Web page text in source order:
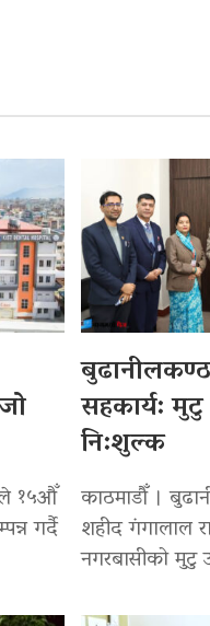
ले १५औँ
गर्दै
सहकार्य:
नि:शुल्क
काठमाडौँ ।
शहीद गंगालाल
नगरबासीको मुटु